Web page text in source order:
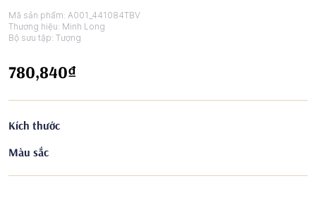
Mã sản phẩm: A001_441084TBV
Thương hiệu: Minh Long
Bộ sưu tập: Tượng
780,840₫
Kích thước
Màu sắc